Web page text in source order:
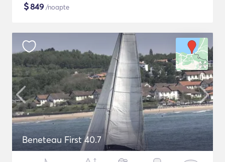
$849 /noapte
Beneteau First 40.7